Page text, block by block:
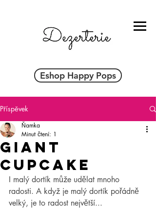
Eshop Happy Pops
Příspěvek
GIANT
CUPCAKE
Ňamka
Minut čtení: 1
I malý dortík může udělat mnoho
radosti. A když je malý dortík pořádně
velký, je to radost největší...